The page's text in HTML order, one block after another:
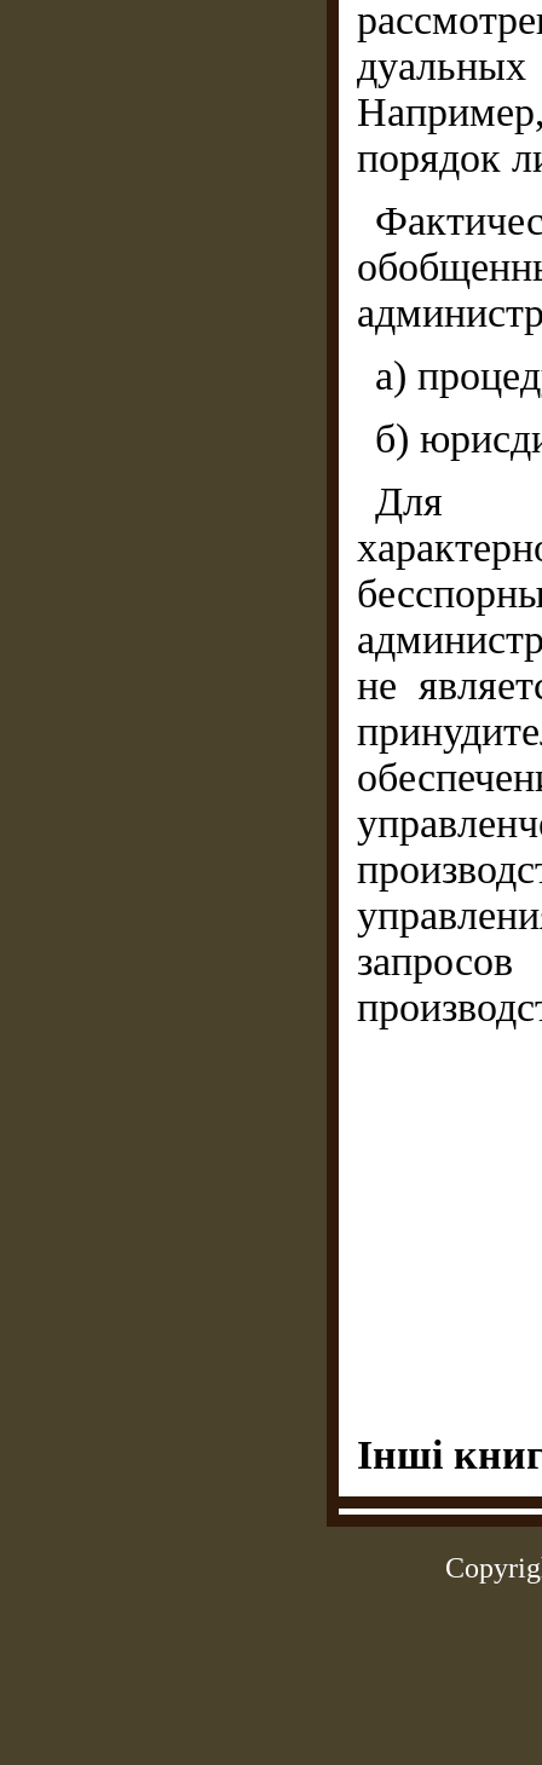
порядок
а)
б)
Для
не
Інші